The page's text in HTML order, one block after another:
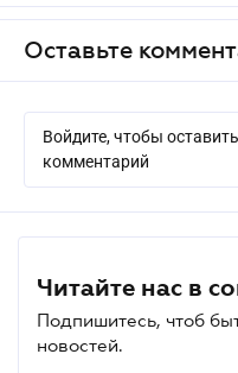
Оставьте
Войдите, чтобы оставить
комментарий
Читайте нас в
Подпишитесь, чтоб
новостей.